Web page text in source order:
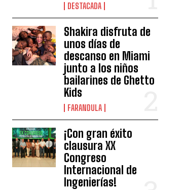
DESTACADA
Shakira disfruta de
unos días de
descanso en Miami
junto a los niños
bailarines de Ghetto
Kids
FARANDULA
¡Con gran éxito
clausura XX
Congreso
Internacional de
Ingenierías!